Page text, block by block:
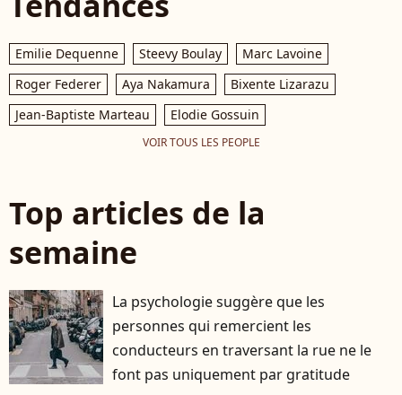
Emilie Dequenne Steevy Boulay
Marc Lavoine
Roger Federer
Aya Nakamura
Bixente Lizarazu
Jean-Baptiste Marteau
Elodie Gossuin
VOIR TOUS LES PEOPLE
Top articles de la
semaine
La psychologie suggère que les
personnes qui remercient les
conducteurs en traversant la rue ne le
font pas uniquement par gratitude